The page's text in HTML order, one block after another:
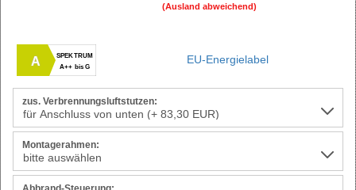
(Ausland abweichend)
A
SPEKTRUM
A++ bis G
EU-Energielabel
zus. Verbrennungsluftstutzen:
Montagerahmen: